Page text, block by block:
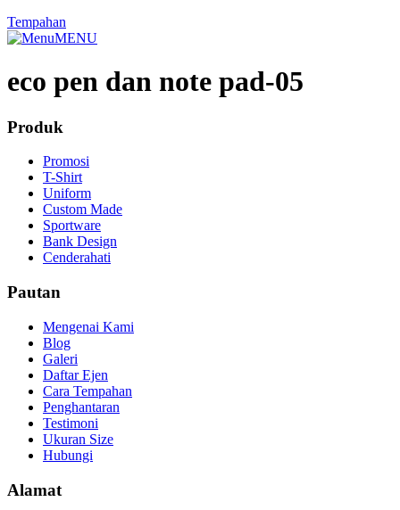
Tempahan
MENU
eco pen dan note pad-05
Produk
Promosi
T-Shirt
Uniform
Custom Made
Sportware
Bank Design
Cenderahati
Pautan
Mengenai Kami
Blog
Galeri
Daftar Ejen
Cara Tempahan
Penghantaran
Testimoni
Ukuran Size
Hubungi
Alamat